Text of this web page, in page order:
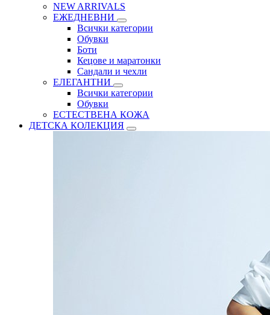
NEW ARRIVALS
ЕЖЕДНЕВНИ
Всички категории
Обувки
Боти
Кецове и маратонки
Сандали и чехли
ЕЛЕГАНТНИ
Всички категории
Обувки
ЕСТЕСТВЕНА КОЖА
ДЕТСКА КОЛЕКЦИЯ